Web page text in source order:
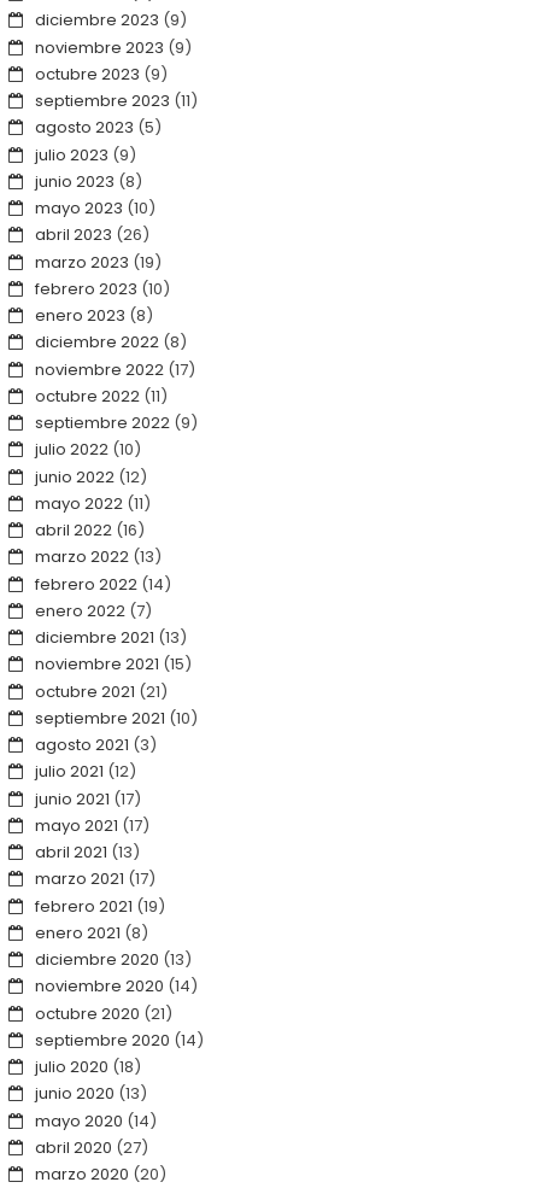
diciembre 2023 (9)
noviembre 2023 (9)
octubre 2023 (9)
septiembre 2023 (11)
agosto 2023 (5)
julio 2023 (9)
junio 2023 (8)
mayo 2023 (10)
abril 2023 (26)
marzo 2023 (19)
febrero 2023 (10)
enero 2023 (8)
diciembre 2022(8)
noviembre 2022(17)
octubre 2022(11)
septiembre 2022(9)
julio 2022(10)
junio 2022(12)
mayo 2022(11)
abril 2022(16)
marzo 2022(13)
febrero 2022(14)
enero 2022(7)
diciembre 2021 (13)
noviembre 2021 (15)
octubre 2021 (21)
septiembre 2021 (10)
agosto 2021 (3)
julio 2021 (12)
junio 2021 (17)
mayo 2021 (17)
abril 2021 (13)
marzo 2021 (17)
febrero 2021 (19)
enero 2021 (8)
diciembre 2020 (13)
noviembre 2020 (14)
octubre 2020 (21)
septiembre 2020 (14)
julio 2020 (18)
junio 2020 (13)
mayo 2020 (14)
abril 2020 (27)
marzo 2020 (20)